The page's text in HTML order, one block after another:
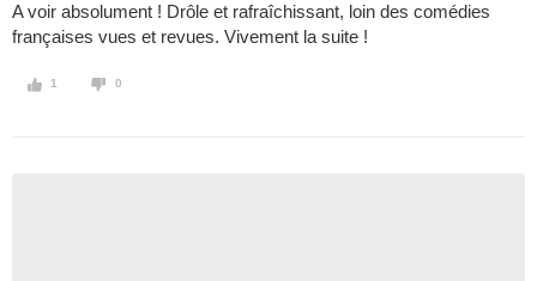
A voir absolument ! Drôle et rafraîchissant, loin des comédies
françaises vues et revues. Vivement la suite !
1 0